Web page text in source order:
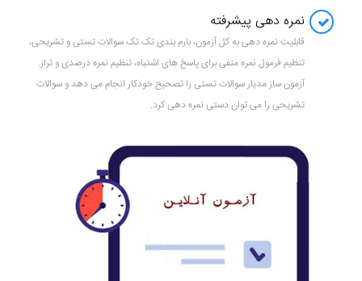
نمره دهی پیشرفته
قابلیت نمره دهی به کل آزمون، بارم بندی تک تک سوالات تستی و تشریحی،
تنظیم فرمول نمره منفی برای پاسخ های اشتباه، تنظیم نمره درصدی و تراز.
آزمون ساز مدیار سوالات تستی را تصحیح خودکار انجام می دهد و سوالات
تشریحی را می توان دستی نمره دهی کرد.